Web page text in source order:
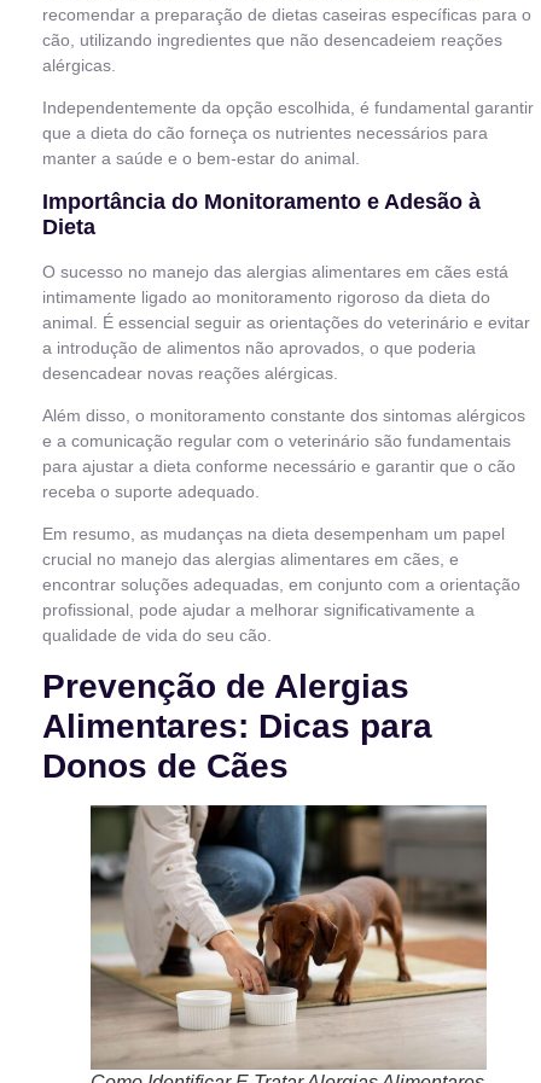
recomendar a preparação de dietas caseiras específicas para o
cão, utilizando ingredientes que não desencadeiem reações
alérgicas.
Independentemente da opção escolhida, é fundamental garantir
que a dieta do cão forneça os nutrientes necessários para
manter a saúde e o bem-estar do animal.
Importância do Monitoramento e Adesão à
Dieta
O sucesso no manejo das alergias alimentares em cães está
intimamente ligado ao monitoramento rigoroso da dieta do
animal. É essencial seguir as orientações do veterinário e evitar
a introdução de alimentos não aprovados, o que poderia
desencadear novas reações alérgicas.
Além disso, o monitoramento constante dos sintomas alérgicos
e a comunicação regular com o veterinário são fundamentais
para ajustar a dieta conforme necessário e garantir que o cão
receba o suporte adequado.
Em resumo, as mudanças na dieta desempenham um papel
crucial no manejo das alergias alimentares em cães, e
encontrar soluções adequadas, em conjunto com a orientação
profissional, pode ajudar a melhorar significativamente a
qualidade de vida do seu cão.
Prevenção de Alergias
Alimentares: Dicas para
Donos de Cães